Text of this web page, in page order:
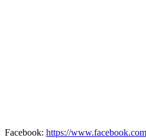
Facebook: https://